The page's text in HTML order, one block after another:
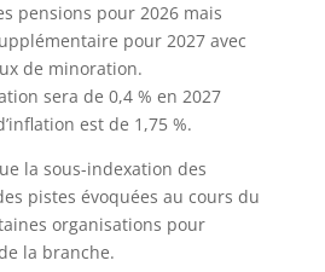
pensions pour 2026 mais
pour 2027 avec
de minoration.
sera de 0,4 % en 2027
est de 1,75 %.
la sous-indexation des
pistes évoquées au cours du
organisations pour
la branche.